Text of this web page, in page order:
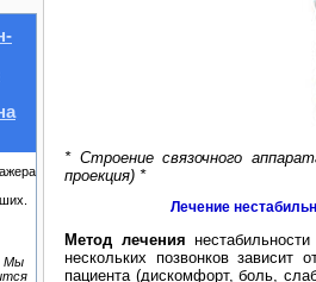
Мы
* Строение связочного
проекция) *
Лечение
Метод лечения
нескольких позвонков зависит
пациента (дискомфорт, боль,